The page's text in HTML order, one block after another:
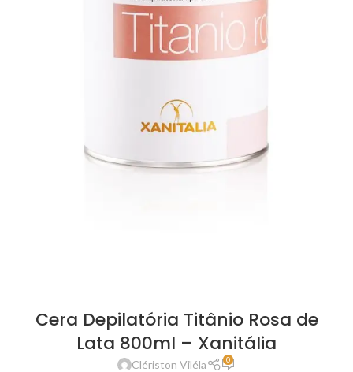
Cera Depilatória Titânio Rosa de
Lata 800ml – Xanitália
Clériston Viléla 0